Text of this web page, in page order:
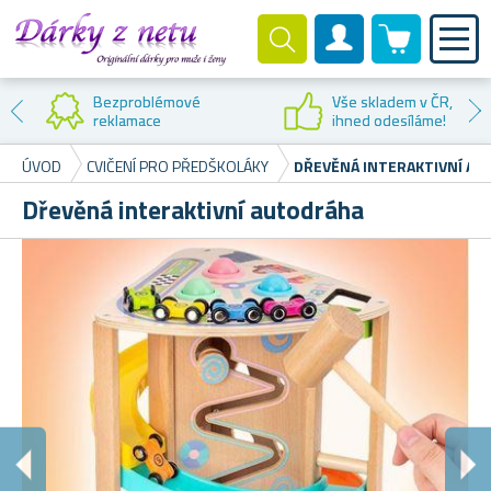
Zákaznický účet
0 produktů
Bezproblémové
reklamace
Vše skladem v ČR,
ihned odesíláme!
ÚVOD
CVIČENÍ PRO PŘEDŠKOLÁKY DŘEVĚNÁ INTERAKTIVNÍ
Dřevěná interaktivní autodráha